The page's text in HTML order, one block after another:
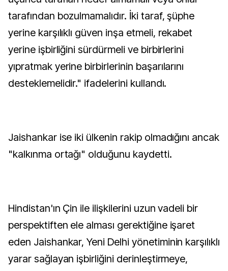
tarafından bozulmamalıdır. İki taraf, şüphe
yerine karşılıklı güven inşa etmeli, rekabet
yerine işbirliğini sürdürmeli ve birbirlerini
yıpratmak yerine birbirlerinin başarılarını
desteklemelidir." ifadelerini kullandı.
Jaishankar ise iki ülkenin rakip olmadığını ancak
"kalkınma ortağı" olduğunu kaydetti.
Hindistan'ın Çin ile ilişkilerini uzun vadeli bir
perspektiften ele alması gerektiğine işaret
eden Jaishankar, Yeni Delhi yönetiminin karşılıklı
yarar sağlayan işbirliğini derinleştirmeye,